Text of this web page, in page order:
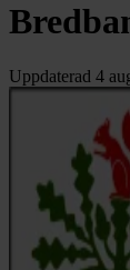
Uppdaterad 4